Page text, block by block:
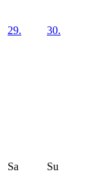
29. 30.
Sa
Su